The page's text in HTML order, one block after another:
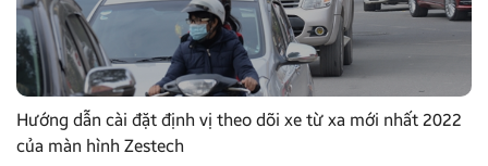
Hướng dẫn cài đặt định vị theo dõi xe từ xa mới nhất 2022
của màn hình Zestech